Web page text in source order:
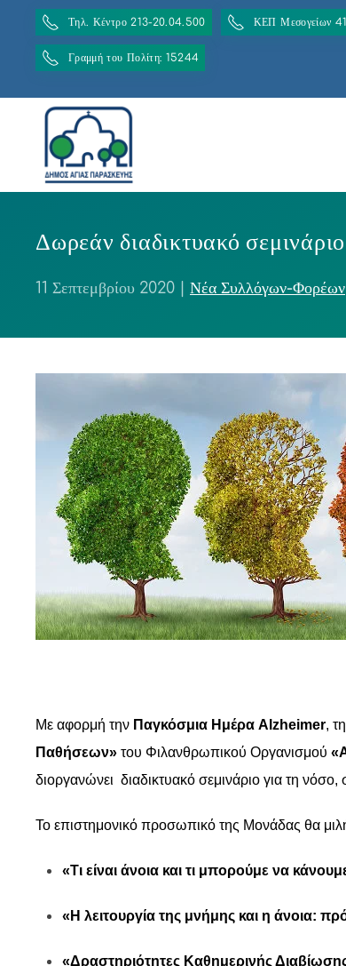
Τηλ. Κέντρο 213-20.04.500 ΚΕΠ Μεσογείων
Γραμμή του Πολίτη: 15244
Δωρεάν διαδικτυακό
11 Σεπτεμβρίου 2020 Νέα Συλλόγων-Φορέων
Με αφορμή την Παγκόσμια Ημέρα Alzheimer,
Παθήσεων» του Φιλανθρωπικού Οργανισμού
διοργανώνει διαδικτυακό σεμινάριο για τη
Το επιστημονικό προσωπικό της Μονάδας θα
«Τι είναι άνοια και τι μπορούμε να
«Η λειτουργία της μνήμης και η άνοια:
«Δραστηριότητες Καθημερινής